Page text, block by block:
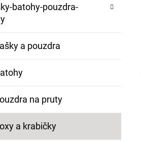
batohy-pouzdra-
a pouzdra
na pruty
a krabičky